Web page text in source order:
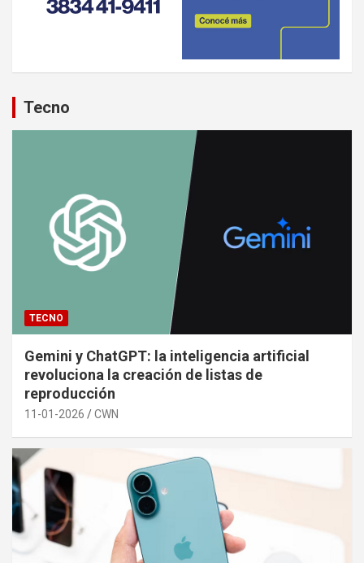
Tecno
TECNO
Gemini y ChatGPT: la inteligencia artificial
revoluciona la creación de listas de
reproducción
11-01-2026 CWN